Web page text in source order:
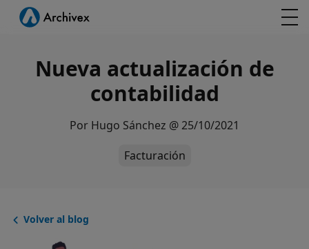
Nueva actualización de
contabilidad
Por Hugo Sánchez @25/10/2021
Facturación
Volver al blog